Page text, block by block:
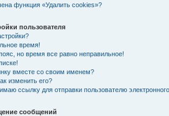
функция «Удалить cookies»?
пользователя
время!
но время все равно неправильное!
вместе со своим именем?
изменить его?
ссылку для отправки пользователю
сообщений